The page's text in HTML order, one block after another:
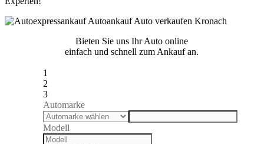
Bieten Sie uns Ihr Auto online
einfach und schnell zum Ankauf an.
1
2
3
Automarke
Modell